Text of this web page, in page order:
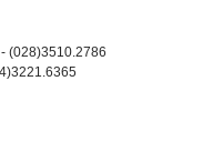
- (028)3510.2786